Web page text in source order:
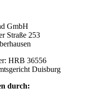
GmbH
Straße 253
HRB 36556
Duisburg
durch: